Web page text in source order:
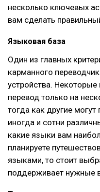
несколько ключевых
вам сделать
Языковая база
Один из главных
карманного
устройства.
перевод только на
тогда как другие
иногда и сотни
какие языки вам
планируете
языками, то стоит
поддерживает нужные